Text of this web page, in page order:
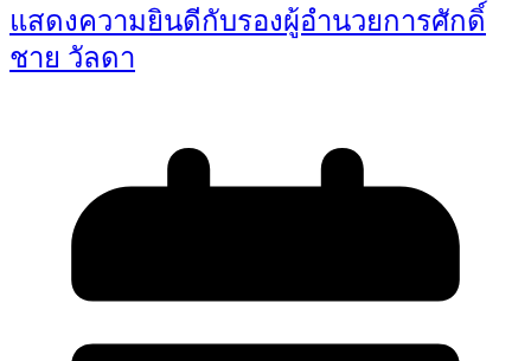
แสดงความยินดีกับรองผู้อำนวยการศักดิ์
ชาย วัลดา